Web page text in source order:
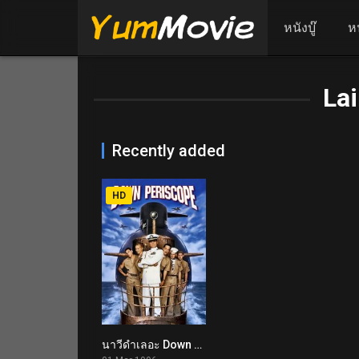
หนังบู๊ ห
Recently added
6.2
HD
นาวีดำเลอะ Down Periscope (1996)